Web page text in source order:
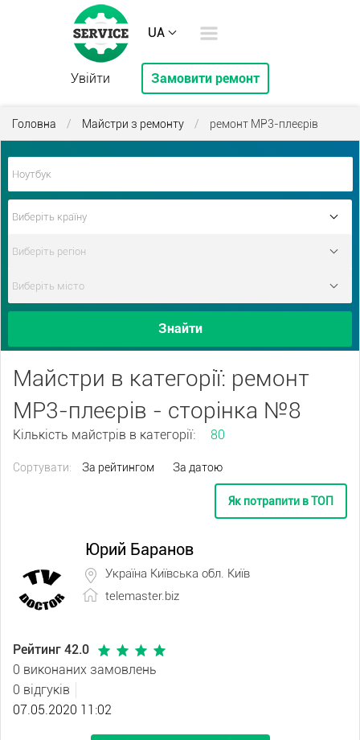
UA
Увійти Замовити ремонт
Головна / Майстри з ремонту / ремонт МР3-плеєрів
Знайти
Майстри в категорії: ремонт
МР3-плеєрів - сторінка №8
Кількість майстрів в категорії: 80
Сортувати: За рейтингом За датою
Як потрапити в ТОП
Юрий Баранов
Україна Київська обл. Київ
telemaster.biz
Рейтинг 42.0
0 виконаних замовлень
0 відгуків
07.05.2020 11:02